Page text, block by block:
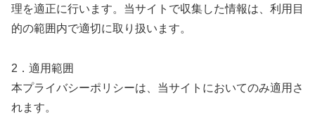
理を適正に行います。当サイトで収集した情報は、利用目
的の範囲内で適切に取り扱います。
2．適用範囲
本プライバシーポリシーは、当サイトにおいてのみ適用さ
れます。